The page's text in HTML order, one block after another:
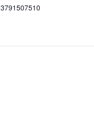
3791507510